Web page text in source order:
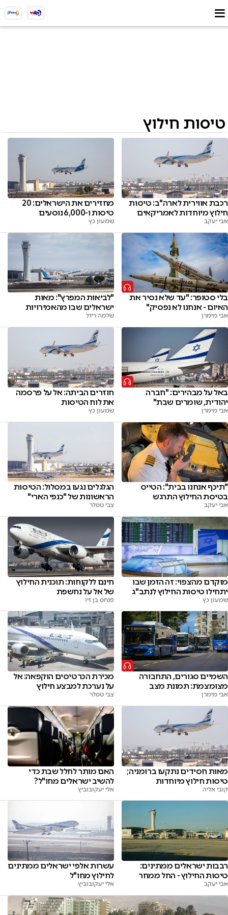
טיסות חילוץ
רכבת אווירית לארה"ב: טיסות
חילוץ מיוחדות לאמריקאים
אבי יעקב
מחזירים את הישראלים: 20
טיסות ו-6,000 נוסעים
שמעון כץ
בלי סטופר: "עד שלא נסיר את
האיום - אנחנו לא נפסיק"
אבי מימרן
"לביאות המפרץ": מאות
ישראלים שבו מהאמירויות
שלמה ריזל
באל על מבהירים: "חברה
יהודית, שומרים שבת"
אבי מימרן
חוזרים הביתה: אל על פרסמה
את לוח הטיסות
שמעון כץ
"תיכף אנחנו בבית": הטייס
בטיסת החילוץ התרגש
אבי יעקב
הגלגלים נגעו במסלול: הטיסות
הראשונות של "כנפי הארי"
צבי טסלר
מוקדם מהצפוי: זה הזמן שבו
יתחילו טיסות החילוץ לנתב"ג
שמעון כץ
חינם ללקוחות: תוכנית החילוץ
של אל על נחשפת
פנחס בן זיו
השמיים סגורים, התחבורה
מצומצמת: תמונת מצב
אבי מימרן
מכירת הכרטיסים הוקפאה: אל
על נערכת למבצע חילוץ
צבי טסלר
מאות חסידים נתקעו ברומניה;
טיסות חילוץ מיוחדות
קובי אליה
האם מותר לחלל שבת כדי
להשיב ישראלים מחו"ל?
אלי יעקובוביץ
רבבות ישראלים ממתינים:
טיסות החילוץ - החל ממחר
אבי יעקב
עשרות אלפי ישראלים ממתינים
לחילוץ מחו"ל
אלי יעקובוביץ